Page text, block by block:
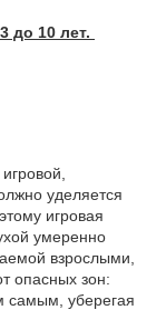
до 10 лет.
уделяется
игровая
умеренно
взрослыми,
опасных зон:
самым, уберегая